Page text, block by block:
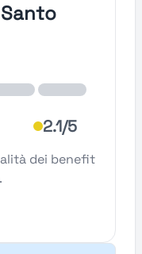
2.1/5
dei benefit